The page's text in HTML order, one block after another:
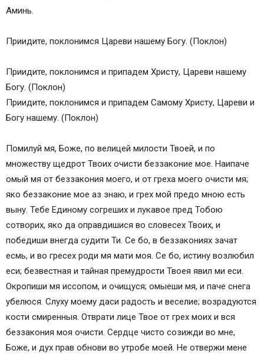
Аминь.
Приидите, поклонимся Цареви нашему Богу. (Поклон)
Приидите, поклонимся и припадем Христу, Цареви нашему
Богу. (Поклон)
Приидите, поклонимся и припадем Самому Христу, Цареви и
Богу нашему. (Поклон)
Помилуй мя, Боже, по велицей милости Твоей, и по
множеству щедрот Твоих очисти беззаконие мое. Наипаче
омый мя от беззакония моего, и от греха моего очисти мя;
яко беззаконие мое аз знаю, и грех мой предо мною есть
выну. Тебе Единому согреших и лукавое пред Тобою
сотворих, яко да оправдишися во словесех Твоих, и
победиши внегда судити Ти. Се бо, в беззакониях зачат
есмь, и во гресех роди мя мати моя. Се бо, истину возлюбил
еси; безвестная и тайная премудрости Твоея явил ми еси.
Окропиши мя иссопом, и очищуся; омыеши мя, и паче снега
убелюся. Слуху моему даси радость и веселие; возрадуются
кости смиренныя. Отврати лице Твое от грех моих и вся
беззакония моя очисти. Сердце чисто созижди во мне,
Боже, и дух прав обнови во утробе моей. Не отвержи мене